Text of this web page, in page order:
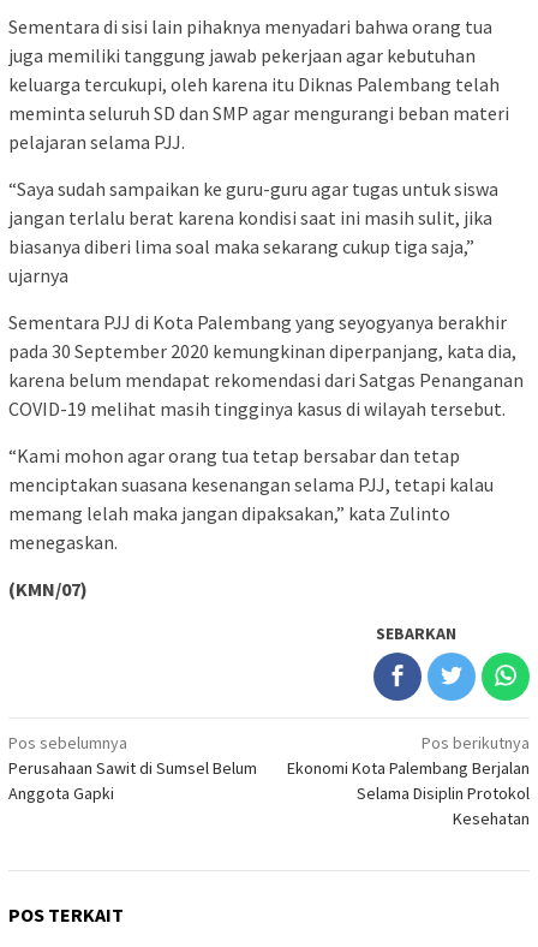
Sementara di sisi lain pihaknya menyadari bahwa orang tua
juga memiliki tanggung jawab pekerjaan agar kebutuhan
keluarga tercukupi, oleh karena itu Diknas Palembang telah
meminta seluruh SD dan SMP agar mengurangi beban materi
pelajaran selama PJJ.
“Saya sudah sampaikan ke guru-guru agar tugas untuk siswa
jangan terlalu berat karena kondisi saat ini masih sulit, jika
biasanya diberi lima soal maka sekarang cukup tiga saja,”
ujarnya
Sementara PJJ di Kota Palembang yang seyogyanya berakhir
pada 30 September 2020 kemungkinan diperpanjang, kata dia,
karena belum mendapat rekomendasi dari Satgas Penanganan
COVID-19 melihat masih tingginya kasus di wilayah tersebut.
“Kami mohon agar orang tua tetap bersabar dan tetap
menciptakan suasana kesenangan selama PJJ, tetapi kalau
memang lelah maka jangan dipaksakan,” kata Zulinto
menegaskan.
(KMN/07)
SEBARKAN
Navigasi
pos
Pos sebelumnya
Perusahaan Sawit di Sumsel Belum
Anggota Gapki
Pos berikutnya
Ekonomi Kota Palembang Berjalan
Selama Disiplin Protokol
Kesehatan
POS TERKAIT